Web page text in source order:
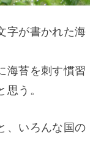
字が書かれた海
海苔を刺す慣習
う。
、いろんな国の